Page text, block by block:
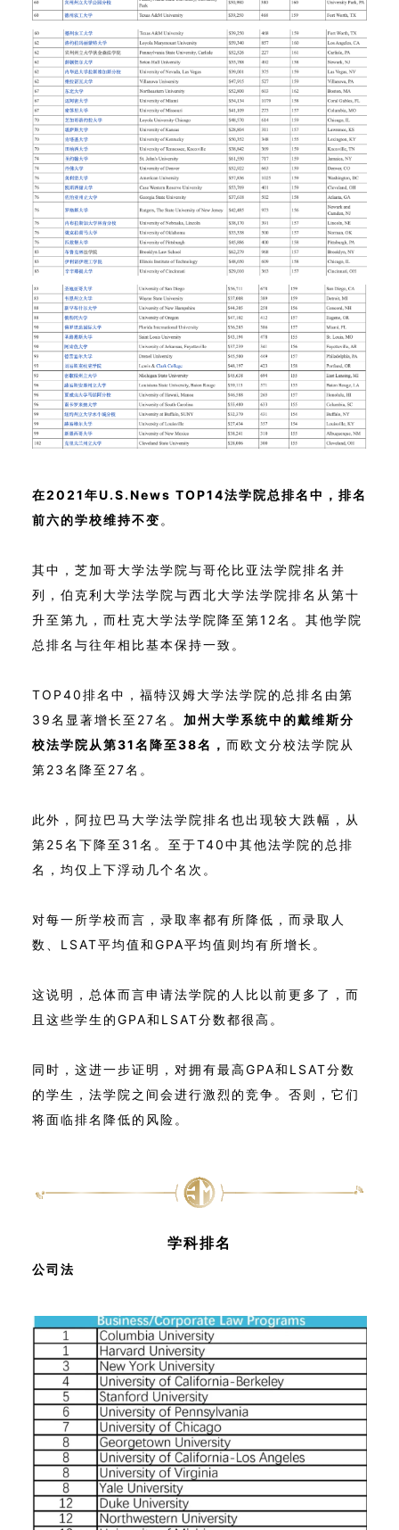
在2021年U.S.News TOP14法学院总排名中，排名
前六的学校维持不变 。
其中，芝加哥大学法学院与哥伦比亚法学院排名并
列，伯克利大学法学院与西北大学法学院排名从第十
升至第九，而杜克大学法学院降至第12名。其他学院
总排名与往年相比基本保持一致。
TOP40排名中，福特汉姆大学法学院的总排名由第
39名显著增长至27名。 加州大学系统中的戴维斯分
校法学院从第31名降至38名， 而欧文分校法学院从
第23名降至27名。
此外，阿拉巴马大学法学院排名也出现较大跌幅，从
第25名下降至31名。至于T40中其他法学院的总排
名，均仅上下浮动几个名次。
对每一所学校而言，录取率都有所降低，而录取人
数、LSAT平均值和GPA平均值则均有所增长。
这说明，总体而言申请法学院的人比以前更多了，而
且这些学生的GPA和LSAT分数都很高。
同时，这进一步证明，对拥有最高GPA和LSAT分数
的学生，法学院之间会进行激烈的竞争。否则，它们
将面临排名降低的风险。
学科排名
公司法